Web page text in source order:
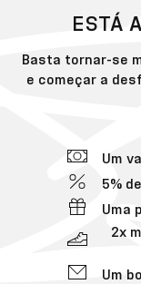
ESTÁ
Basta tornar-se
e começar a
Um
5%
Uma
2x
Um